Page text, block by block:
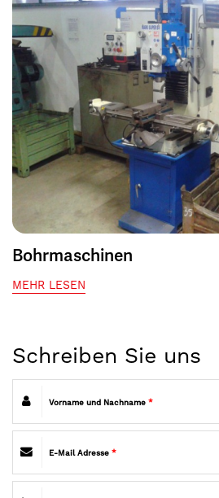
Bohrmaschinen
MEHR LESEN
Schreiben Sie uns
Vorname und Nachname*
E-Mail Adresse*